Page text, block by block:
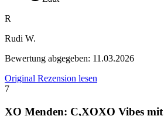
R
Rudi W.
Bewertung abgegeben: 11.03.2026
Original Rezension lesen
7
XO Menden: C,XOXO Vibes